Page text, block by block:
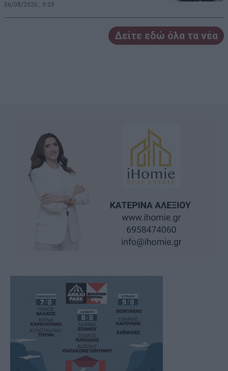
06/08/2026 , 9:29
Δείτε εδώ όλα τα νέα